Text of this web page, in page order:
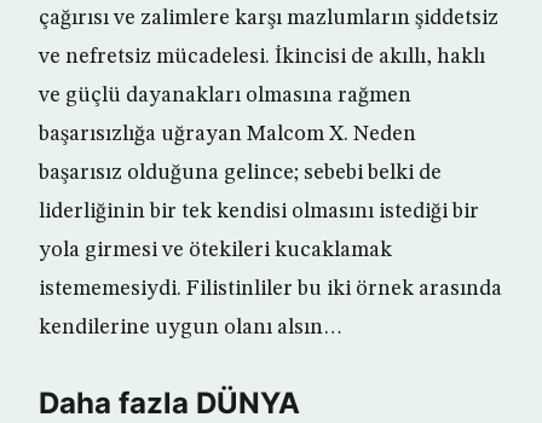
çağırısı ve zalimlere karşı mazlumların şiddetsiz
ve nefretsiz mücadelesi. İkincisi de akıllı, haklı
ve güçlü dayanakları olmasına rağmen
başarısızlığa uğrayan Malcom X. Neden
başarısız olduğuna gelince; sebebi belki de
liderliğinin bir tek kendisi olmasını istediği bir
yola girmesi ve ötekileri kucaklamak
istememesiydi. Filistinliler bu iki örnek arasında
kendilerine uygun olanı alsın…
Daha fazla DÜNYA